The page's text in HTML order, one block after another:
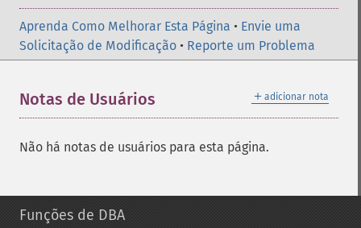
Aprenda Como Melhorar Esta Página • Envie uma
Solicitação de Modificação • Reporte um Problema
＋ adicionar nota
Notas de Usuários
Não há notas de usuários para esta página.
Funções de DBA